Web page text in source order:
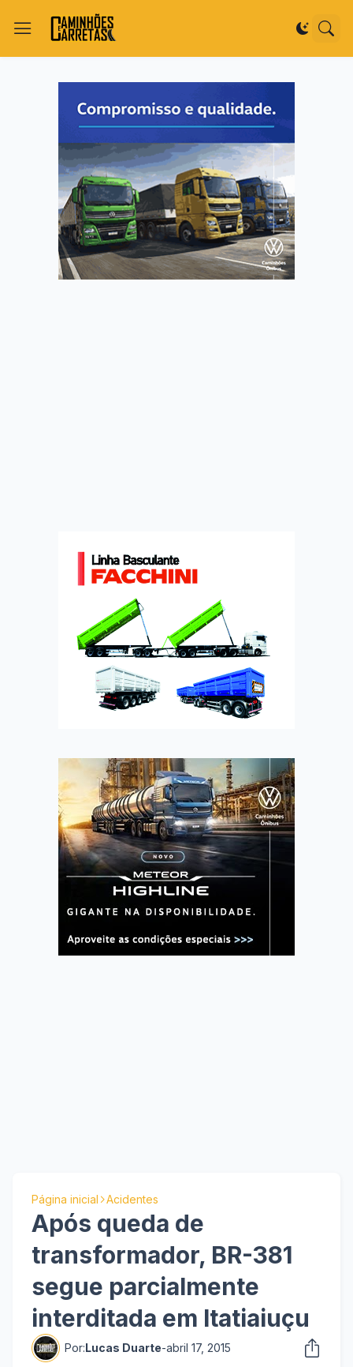
Página inicial Acidentes
Após queda de
transformador, BR-381
segue parcialmente
interditada em Itatiaiuçu
Por:Lucas Duarte-abril 17, 2015